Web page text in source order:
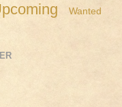
Wanted